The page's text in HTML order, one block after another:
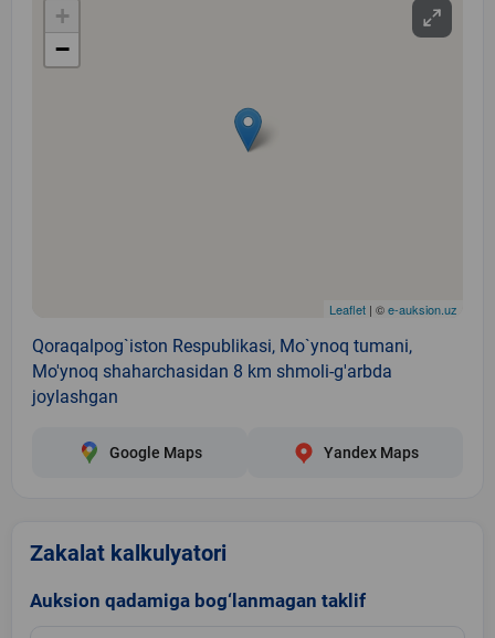
+
−
Leaflet | ©e-auksion.uz
Qoraqalpog`iston Respublikasi, Mo`ynoq tumani,
Mo'ynoq shaharchasidan 8 km shmoli-g'arbda
joylashgan
Google Maps Yandex Maps
Zakalat kalkulyatori
Auksion qadamiga bog‘lanmagan taklif